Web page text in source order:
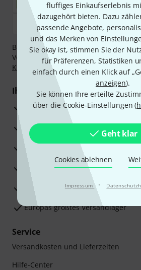
fluffiges Einkaufserlebnis
dazugehört bieten. Dazu
passende Angebote,
und das Merken von
Sie okay ist, stimmen Sie der
für Präferenzen, Statistiken
einfach durch einen Klick auf
anzeigen).
Sie können Ihre erteilte
über die Cookie-Einstellungen (
Geht klar
Cookies ablehnen
Impressum ·
Bezahlen Sie vertraulich und sicher
Vorkasse, PayPal, Amazon Pay,Klarna
Klarna Ratenzahlung
oder Kreditkarte.
Ihre Vorteile
3 Jahre Thomann Garantie
30 Tage Money-Back-Garantie
Reparaturservice
Beratung durch Fachexperten
Zufriedenheitsgarantie
Europas größtes Versandlager
Service
Versandkosten und Lieferzeiten
Hilfe-Center